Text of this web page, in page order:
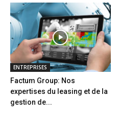
ENTREPRISES
Factum Group: Nos
expertises du leasing et de la
gestion de...